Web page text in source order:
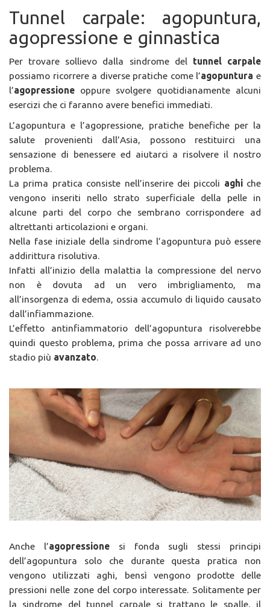
Tunnel carpale: agopuntura,
agopressione e ginnastica
Per trovare sollievo dalla sindrome del tunnel carpale
possiamo ricorrere a diverse pratiche come l’agopuntura e
l’agopressione oppure svolgere quotidianamente alcuni
esercizi che ci faranno avere benefici immediati.
L’agopuntura e l’agopressione, pratiche benefiche per la
salute provenienti dall’Asia, possono restituirci una
sensazione di benessere ed aiutarci a risolvere il nostro
problema.
La prima pratica consiste nell’inserire dei piccoli aghiche
vengono inseriti nello strato superficiale della pelle in
alcune parti del corpo che sembrano corrispondere ad
altrettanti articolazioni e organi.
Nella fase iniziale della sindrome l’agopuntura può essere
addirittura risolutiva.
Infatti all’inizio della malattia la compressione del nervo
non è dovuta ad un vero imbrigliamento, ma
all’insorgenza di edema, ossia accumulo di liquido causato
dall’infiammazione.
L’effetto antinfiammatorio dell’agopuntura risolverebbe
quindi questo problema, prima che possa arrivare ad uno
stadio più avanzato.
Anche l’agopressione si fonda sugli stessi principi
dell’agopuntura solo che durante questa pratica non
vengono utilizzati aghi, bensì vengono prodotte delle
pressioni nelle zone del corpo interessate. Solitamente per
la sindrome del tunnel carpale si trattano le spalle, il